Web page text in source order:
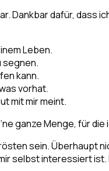
Dankbar dafür, dass
Leben.
segnen.
kann.
vorhat.
mit mir meint.
ganze Menge, für
sein. Überhaupt
selbst interessiert